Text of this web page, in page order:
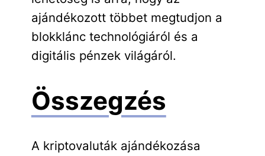
ajándékozott többet megtudjon a
blokklánc technológiáról és a
digitális pénzek világáról.
Összegzés
A kriptovaluták ajándékozása